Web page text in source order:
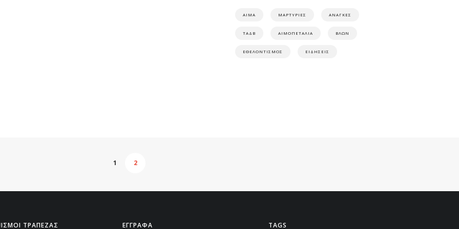
ΑΙΜΑ ΜΑΡΤΥΡΙΕΣ ΑΝΑΓΚΕΣ
ΤΑΔΒ ΑΙΜΟΠΕΤΑΛΙΑ ΒΛΩΝ
ΕΘΕΛΟΝΤΙΣΜΟΣ ΕΙΔΗΣΕΙΣ
1 2
ΤΡΑΠΕΖΑΣ ΕΓΓΡΑΦΑ TAGS